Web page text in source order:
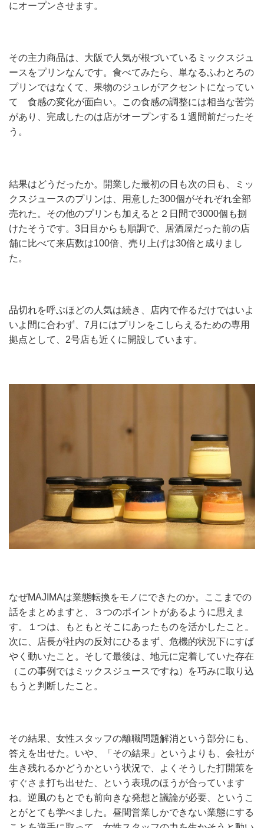
にオープンさせます。
その主力商品は、大阪で人気が根づいているミックスジュ
ースをプリンなんです。食べてみたら、単なるふわとろの
プリンではなくて、果物のジュレがアクセントになってい
て 食感の変化が面白い。この食感の調整には相当な苦労
があり、完成したのは店がオープンする１週間前だったそ
う。
結果はどうだったか。開業した最初の日も次の日も、ミッ
クスジュースのプリンは、用意した300個がそれぞれ全部
売れた。その他のプリンも加えると２日間で3000個も捌
けたそうです。3日目からも順調で、居酒屋だった前の店
舗に比べて来店数は100倍、売り上げは30倍と成りまし
た。
品切れを呼ぶほどの人気は続き、店内で作るだけではいよ
いよ間に合わず、7月にはプリンをこしらえるための専用
拠点として、2号店も近くに開設しています。
なぜMAJIMAは業態転換をモノにできたのか。ここまでの
話をまとめますと、３つのポイントがあるように思えま
す。１つは、もともとそこにあったものを活かしたこと。
次に、店長が社内の反対にひるまず、危機的状況下にすば
やく動いたこと。そして最後は、地元に定着していた存在
（この事例ではミックスジュースですね）を巧みに取り込
もうと判断したこと。
その結果、女性スタッフの離職問題解消という部分にも、
答えを出せた。いや、「その結果」というよりも、会社が
生き残れるかどうかという状況で、よくそうした打開策を
すぐさま打ち出せた、という表現のほうが合っています
ね。逆風のもとでも前向きな発想と議論が必要、というこ
とがとても学べました。昼間営業しかできない業態にする